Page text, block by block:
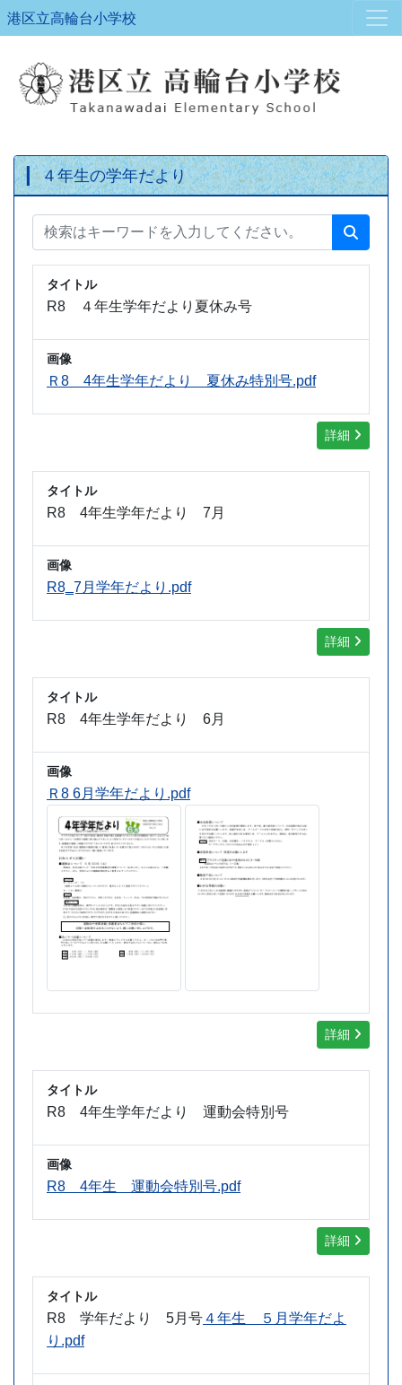
港区立高輪台小学校
４年生の学年だより
タイトル
R8 ４年生学年だより夏休み号
画像
Ｒ8 4年生学年だより 夏休み特別号.pdf
詳細
タイトル
R8 4年生学年だより 7月
画像
R8‗7月学年だより.pdf
詳細
タイトル
R8 4年生学年だより 6月
画像
Ｒ8 6月学年だより.pdf
詳細
タイトル
R8 4年生学年だより 運動会特別号
画像
R8 4年生 運動会特別号.pdf
詳細
タイトル
R8 学年だより 5月号４年生 ５月学年だよ
り.pdf